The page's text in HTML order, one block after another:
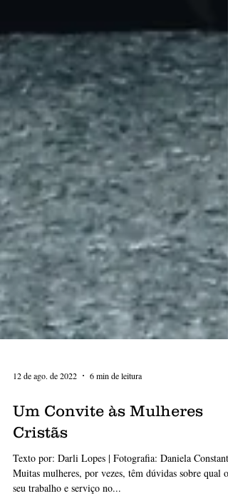
12 de ago. de 2022
Um Convite às Mulheres
Cristãs